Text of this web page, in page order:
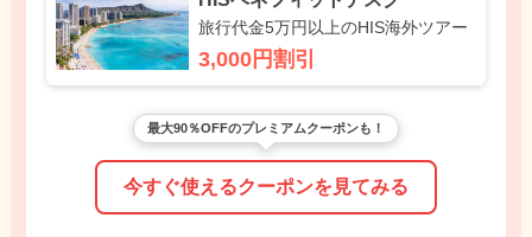
旅行代金5万円以上のHIS海外ツアー
3,000円割引
最大90％OFFのプレミアムクーポンも！
今すぐ使えるクーポンを見てみる